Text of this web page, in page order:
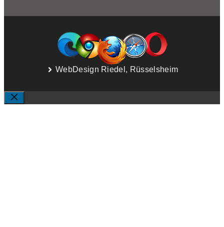
WebDesign Riedel, Rüsselsheim
SCHLIESSEN